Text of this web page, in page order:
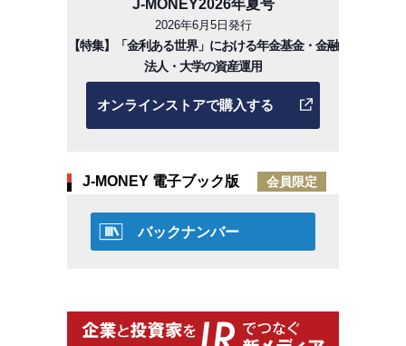
J-MONEY2026年夏号
2026年6月5日発行
【特集】「金利ある世界」における年金基金・金融
法人・大学の資産運用
オンラインストアで購入する
J-MONEY 電子ブック版 会員限定
バックナンバー